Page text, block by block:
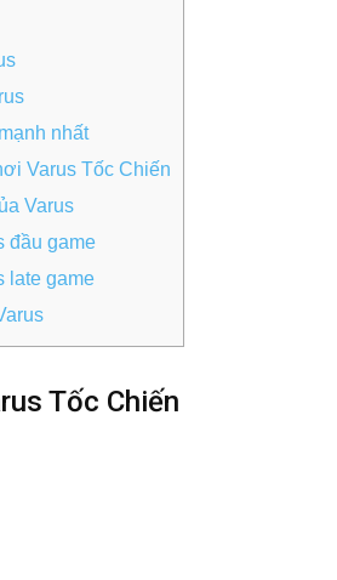
nhất
Varus Tốc Chiến
Varus
đầu game
late game
Tốc Chiến